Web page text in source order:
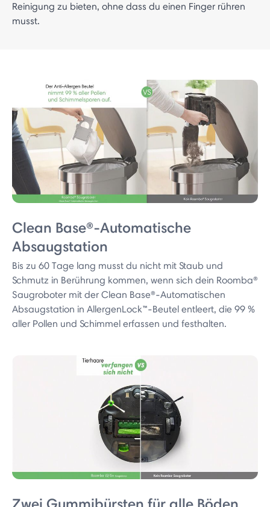
Reinigung zu bieten, ohne dass du einen Finger rühren
musst.
Clean Base®-Automatische
Absaugstation
Bis zu 60 Tage lang musst du nicht mit Staub und
Schmutz in Berührung kommen, wenn sich dein Roomba®
Saugroboter mit der Clean Base®-Automatischen
Absaugstation in AllergenLock™-Beutel entleert, die 99 %
aller Pollen und Schimmel erfassen und festhalten.
Zwei Gummibürsten für alle Böden